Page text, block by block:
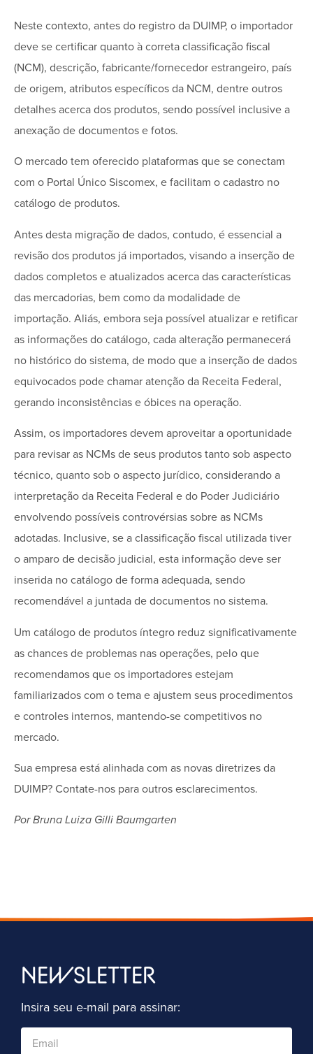
Neste contexto, antes do registro da DUIMP, o importador
deve se certificar quanto à correta classificação fiscal
(NCM), descrição, fabricante/fornecedor estrangeiro, país
de origem, atributos específicos da NCM, dentre outros
detalhes acerca dos produtos, sendo possível inclusive a
anexação de documentos e fotos.
O mercado tem oferecido plataformas que se conectam
com o Portal Único Siscomex, e facilitam o cadastro no
catálogo de produtos.
Antes desta migração de dados, contudo, é essencial a
revisão dos produtos já importados, visando a inserção de
dados completos e atualizados acerca das características
das mercadorias, bem como da modalidade de
importação. Aliás, embora seja possível atualizar e retificar
as informações do catálogo, cada alteração permanecerá
no histórico do sistema, de modo que a inserção de dados
equivocados pode chamar atenção da Receita Federal,
gerando inconsistências e óbices na operação.
Assim, os importadores devem aproveitar a oportunidade
para revisar as NCMs de seus produtos tanto sob aspecto
técnico, quanto sob o aspecto jurídico, considerando a
interpretação da Receita Federal e do Poder Judiciário
envolvendo possíveis controvérsias sobre as NCMs
adotadas. Inclusive, se a classificação fiscal utilizada tiver
o amparo de decisão judicial, esta informação deve ser
inserida no catálogo de forma adequada, sendo
recomendável a juntada de documentos no sistema.
Um catálogo de produtos íntegro reduz significativamente
as chances de problemas nas operações, pelo que
recomendamos que os importadores estejam
familiarizados com o tema e ajustem seus procedimentos
e controles internos, mantendo-se competitivos no
mercado.
Sua empresa está alinhada com as novas diretrizes da
DUIMP? Contate-nos para outros esclarecimentos.
Por Bruna Luiza Gilli Baumgarten
NEWSLETTER
Insira seu e-mail para assinar: